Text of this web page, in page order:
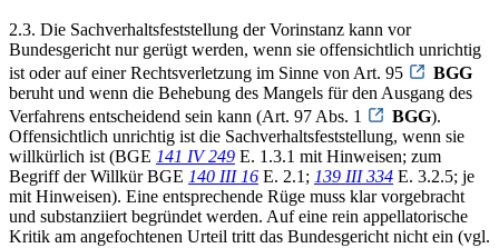
2.3. Die Sachverhaltsfeststellung der Vorinstanz kann vor
Bundesgericht nur gerügt werden, wenn sie offensichtlich unrichtig
ist oder auf einer Rechtsverletzung im Sinne von Art. 95
BGG
beruht und wenn die Behebung des Mangels für den Ausgang des
Verfahrens entscheidend sein kann (Art. 97 Abs. 1
BGG).
Offensichtlich unrichtig ist die Sachverhaltsfeststellung, wenn sie
willkürlich ist (BGE 141 IV 249 E. 1.3.1 mit Hinweisen; zum
Begriff der Willkür BGE 140 III 16 E. 2.1; 139 III 334 E. 3.2.5; je
mit Hinweisen). Eine entsprechende Rüge muss klar vorgebracht
und substanziiert begründet werden. Auf eine rein appellatorische
Kritik am angefochtenen Urteil tritt das Bundesgericht nicht ein (vgl.